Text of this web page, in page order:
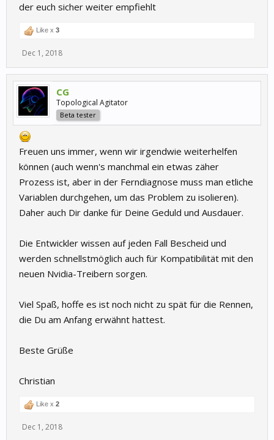
der euch sicher weiter empfiehlt
Like x 3
Dec 1, 2018
CG
Topological Agitator
Beta tester
Freuen uns immer, wenn wir irgendwie weiterhelfen
können (auch wenn's manchmal ein etwas zäher
Prozess ist, aber in der Ferndiagnose muss man etliche
Variablen durchgehen, um das Problem zu isolieren).
Daher auch Dir danke für Deine Geduld und Ausdauer.
Die Entwickler wissen auf jeden Fall Bescheid und
werden schnellstmöglich auch für Kompatibilität mit den
neuen Nvidia-Treibern sorgen.
Viel Spaß, hoffe es ist noch nicht zu spät für die Rennen,
die Du am Anfang erwähnt hattest.
Beste Grüße
Christian
Like x 2
Dec 1, 2018